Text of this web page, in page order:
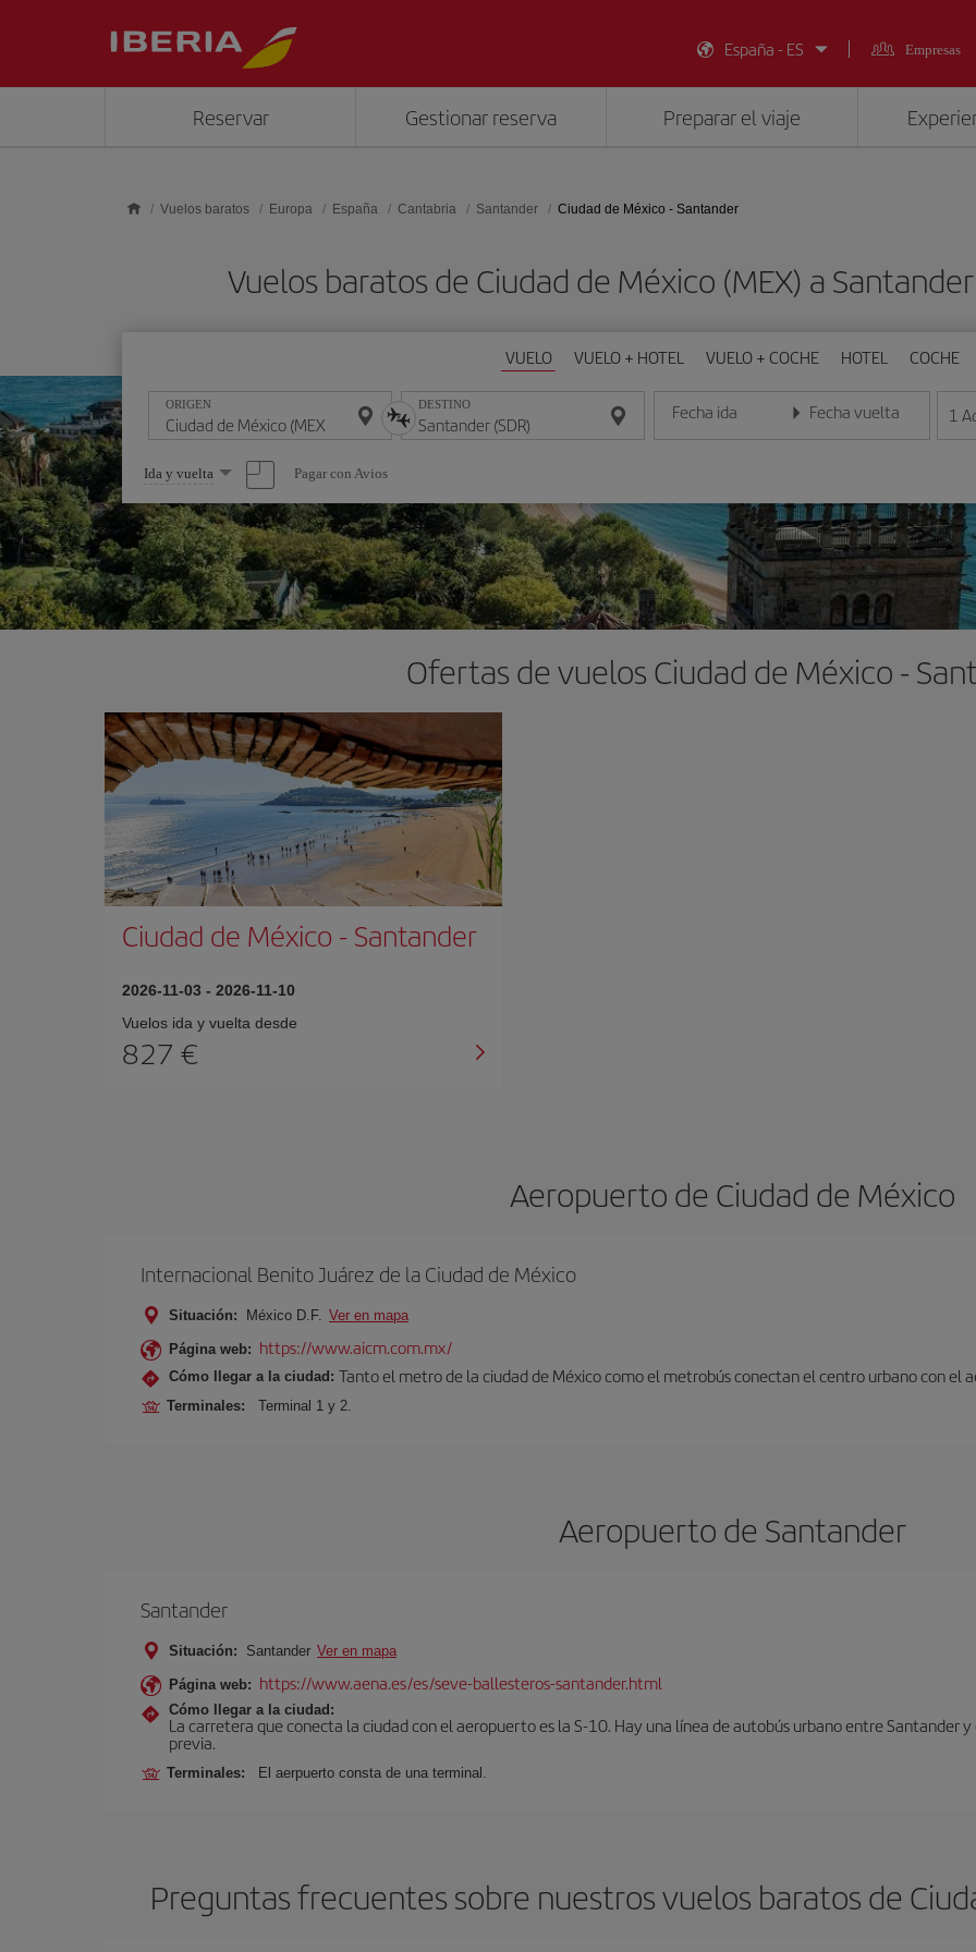
España - ES
Empresas
Reservar Gestionar reserva Preparar el viaje
Vuelos baratos Europa España Cantabria Santander Ciudad de México - Santander
Vuelos baratos de Ciudad de México (MEX) a
VUELO VUELO + HOTEL VUELO + COCHE HOTEL COCHE
ORIGEN DESTINO Fecha ida
Introduce la fecha en formato día/mes/año
Fecha vuelta
Introduce la fecha en 1
Seleccione
una
opción
Ida y vuelta Pagar con Avios
Ofertas de vuelos Ciudad de México -
Ciudad de México - Santander
2026-11-03 - 2026-11-10
Vuelos ida y vuelta desde
827 €
Aeropuerto de Ciudad de México
Internacional Benito Juárez de la Ciudad de México
Situación: México D.F. Ver en mapa
Página web: https://www.aicm.com.mx/
Cómo llegar a la ciudad: Tanto el metro de la ciudad de México como el metrobús conectan el centro urbano con el
Terminales: Terminal 1 y 2.
Aeropuerto de Santander
Santander
Situación: Santander Ver en mapa
Página web: https://www.aena.es/es/seve-ballesteros-santander.html
Cómo llegar a la ciudad:
La carretera que conecta la ciudad con el aeropuerto es la S-10. Hay una línea de autobús urbano entre Santander
previa.
Terminales: El aerpuerto consta de una terminal.
Preguntas frecuentes sobre nuestros vuelos baratos de